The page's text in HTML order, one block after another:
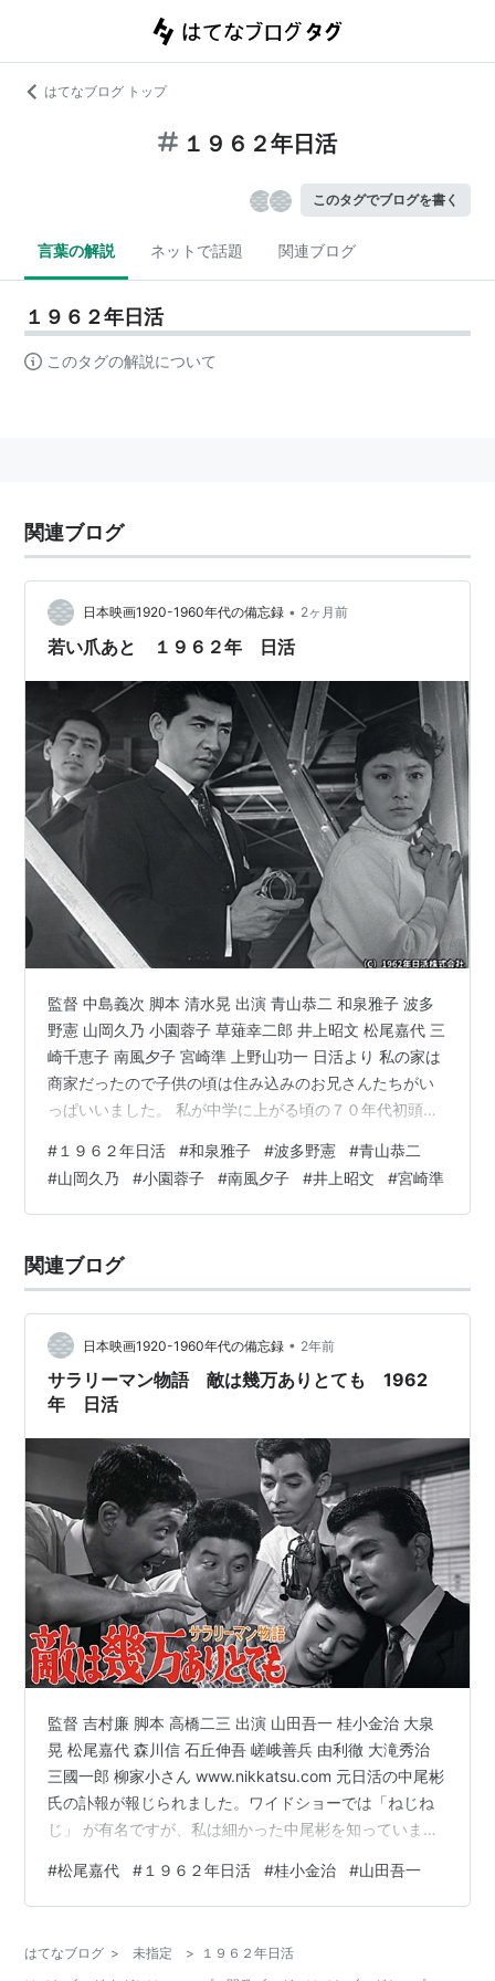
はてなブログ トップ
１９６２年日活
このタグでブログを書く
言葉の解説 ネットで話題 関連ブログ
１９６２年日活
このタグの解説について
関連ブログ
日本映画1920-1960年代の備忘録 • 2ヶ月前
若い爪あと １９６２年 日活
監督 中島義次 脚本 清水晃 出演 青山恭二 和泉雅子 波多
野憲 山岡久乃 小園蓉子 草薙幸二郎 井上昭文 松尾嘉代 三
崎千恵子 南風夕子 宮崎準 上野山功一 日活より 私の家は
商家だったので子供の頃は住み込みのお兄さんたちがい
っぱいいました。 私が中学に上がる頃の７０年代初頭に
ん少なくなり、家にも地方から来た若いおにいさん一人
と店員の若いおねえさんだけとなりました。昔の家って
家賃収入を得ようと母屋にくっつけた形でアパートのよ
室、台所・トイレは共同、風呂なしの貸室のひとつをそ
の住み込みのおにいさ…
# １９６２年日活 #和泉雅子 #波多野憲 #青山恭二
#山岡久乃 #小園蓉子 #南風夕子 #井上昭文 #宮崎準
関連ブログ
日本映画1920-1960年代の備忘録 • 2年前
サラリーマン物語 敵は幾万ありとても 1962
年 日活
監督 吉村廉 脚本 高橋二三 出演 山田吾一 桂小金治 大泉
晃 松尾嘉代 森川信 石丘伸吾 嵯峨善兵 由利徹 大滝秀治
三國一郎 柳家小さん www.nikkatsu.com 元日活の中尾彬
氏の訃報が報じられました。ワイドショーでは「ねじね
じ」 が有名ですが、私は細かった中尾彬を知っていま
浮かぶのは「ねじねじ」の人、あるいは伊丹十三映画の
ヤクザ役の人くらいだったと思います。昔ワイドショー
の映像をテレ朝では流していました。買取店の「福ちゃ
#松尾嘉代 # １９６２年日活 #桂小金治 #山田吾一
はてなブログ > 未指定 >
１９６２年日活